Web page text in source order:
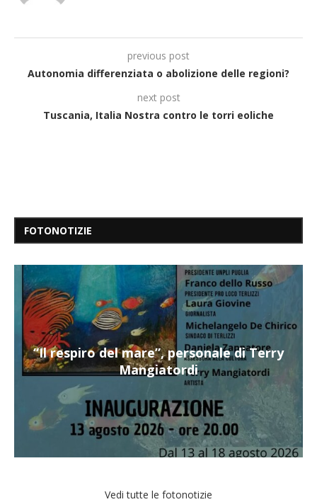
previous post
Autonomia differenziata o abolizione delle regioni?
next post
Tuscania, Italia Nostra contro le torri eoliche
FOTONOTIZIE
“Il respiro del mare”, personale di Terry
Mangiatordi
Vedi tutte le fotonotizie